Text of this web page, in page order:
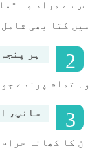
اس سے مراد وہ
میں کتا بھی شامل
ہر
وہ تمام پرندے
سانپ،
ان کا کھانا